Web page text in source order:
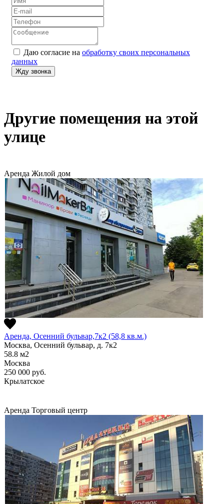
Даю согласие на обработку своих персональных
данных
Другие помещения на этой
улице
Аренда Жилой дом
Аренда, Осенний бульвар,7к2 (58,8 кв.м.)
Москва, Осенний бульвар, д. 7к2
58.8 м2
Москва
250 000 руб.
Крылатское
Аренда Торговый центр